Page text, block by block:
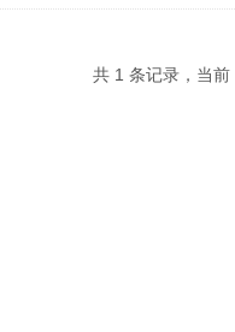
共 1 条记录，当